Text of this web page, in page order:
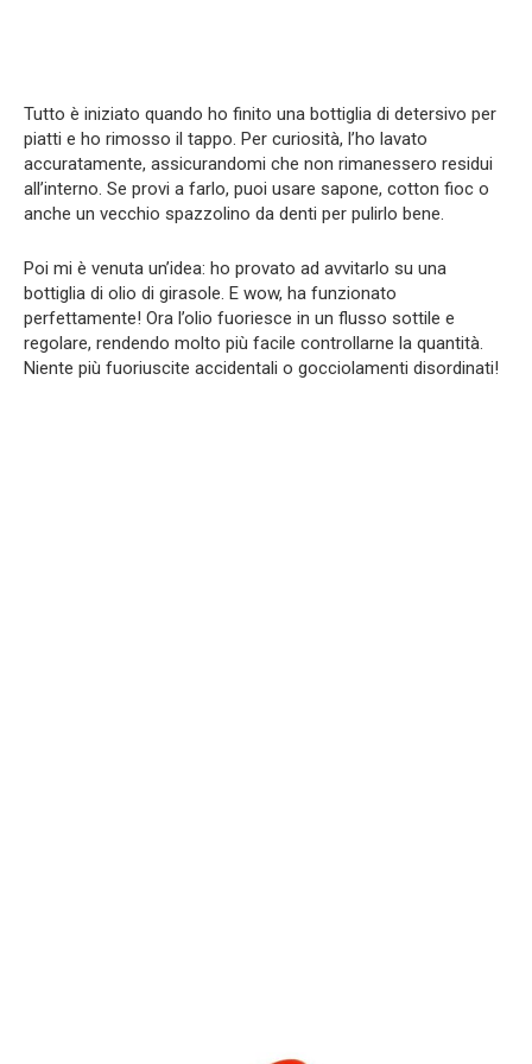
Tutto è iniziato quando ho finito una bottiglia di detersivo per
piatti e ho rimosso il tappo. Per curiosità, l’ho lavato
accuratamente, assicurandomi che non rimanessero residui
all’interno. Se provi a farlo, puoi usare sapone, cotton fioc o
anche un vecchio spazzolino da denti per pulirlo bene.
Poi mi è venuta un’idea: ho provato ad avvitarlo su una
bottiglia di olio di girasole. E wow, ha funzionato
perfettamente! Ora l’olio fuoriesce in un flusso sottile e
regolare, rendendo molto più facile controllarne la quantità.
Niente più fuoriuscite accidentali o gocciolamenti disordinati!